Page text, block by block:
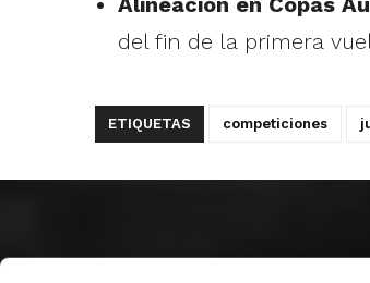
del fin de la primera
ETIQUETAS competiciones